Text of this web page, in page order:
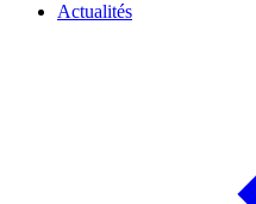
Actualités